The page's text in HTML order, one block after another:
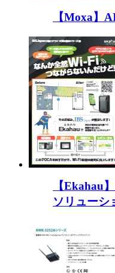
【Moxa】
【Ekahau
ソリューシ